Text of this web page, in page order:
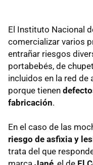
El Instituto Nacional
comercializar varios
entrañar riesgos
portabebés, de
incluidos en la red
porque tienen
fabricación.
En el caso de las
riesgo de asfixia y
trata del que